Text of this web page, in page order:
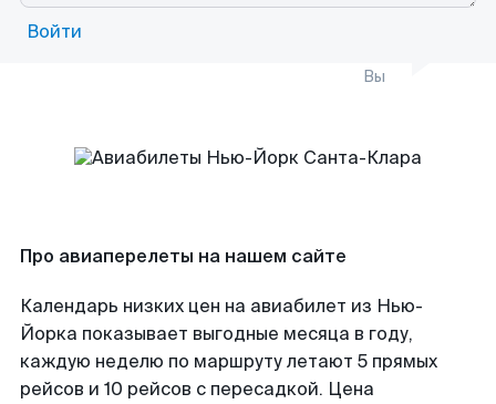
Войти
Вы
Про авиаперелеты на нашем сайте
Календарь низких цен на авиабилет из Нью-
Йорка показывает выгодные месяца в году,
каждую неделю по маршруту летают 5 прямых
рейсов и 10 рейсов с пересадкой. Цена